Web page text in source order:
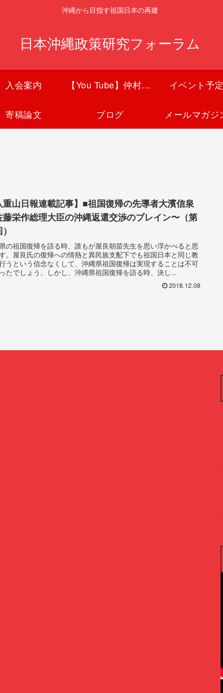
沖縄から目指す祖国日本の再建
日本沖縄政策研究フォーラム
入会案内 【You Tube】仲村覚チャンネル イベント予定
寄稿論文 ブログ メールマガジ
重山日報連載記事】■祖国復帰の先導者大濱信泉
藤栄作総理大臣の沖縄返還交渉のブレイン〜（第
の祖国復帰を語る時、誰もが屋良朝苗先生を思い浮かべると思
。屋良氏の復帰への情熱と異民族支配下でも祖国日本と同じ教
うという信念なくして、沖縄県祖国復帰は実現することは不可
たでしょう。しかし、沖縄県祖国復帰を語る時、決し...
2018.12.08